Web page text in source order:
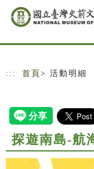
跳到主要內容
網站導覽
::: 首頁 > 活動明細
探遊南島-航